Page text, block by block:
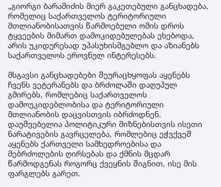
„გიორგი ბარამიძის მიერ გაკეთებული განცხადება,
რომელიც საქართველოს ტერიტორიული
მთლიანობისათვის წარმოებული ომის დროს
ტყვეების მიმართ დამოკიდებულებას ეხებოდა,
არის უკიდურესად უპასუხისმგებლო და აზიანებს
საქართველოს ეროვნულ ინტერესებს.
მსგავსი განცხადებები შეურაცხყოფას აყენებს
ჩვენს ვეტერანებს და ბრძოლაში დაღუპულ
გმირებს, რომლებიც საქართველოს
დამოუკიდებლობისა და ტერიტორიული
მთლიანობის დაცვისთვის იბრძოდნენ.
დაუშვებელია პოლიტიკური მიზნებისთვის ისეთი
ნარატივების გავრცელება, რომლებიც ეჭვქვეშ
აყენებს ქართველი სამხედროებისა და
მებრძოლების ღირსებას და ქმნის მცდარ
წარმოდგენას როგორც ქვეყნის შიგნით, ისე მის
ფარგლებს გარეთ.